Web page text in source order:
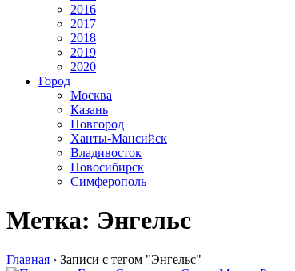
2016
2017
2018
2019
2020
Город
Москва
Казань
Новгород
Ханты-Мансийск
Владивосток
Новосибирск
Симферополь
Метка: Энгельс
Главная › Записи с тегом "Энгельс"